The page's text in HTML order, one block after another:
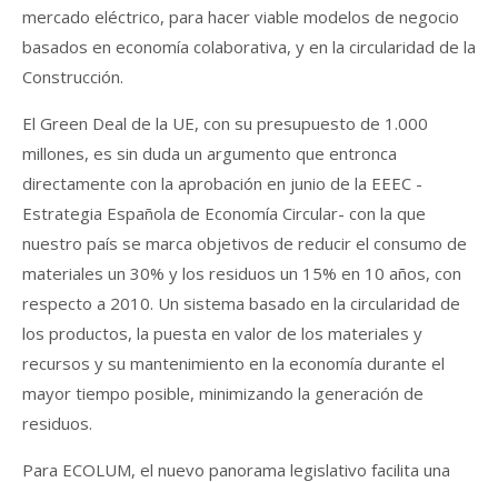
mercado eléctrico, para hacer viable modelos de negocio
basados en economía colaborativa, y en la circularidad de la
Construcción.
El Green Deal de la UE, con su presupuesto de 1.000
millones, es sin duda un argumento que entronca
directamente con la aprobación en junio de la EEEC -
Estrategia Española de Economía Circular- con la que
nuestro país se marca objetivos de reducir el consumo de
materiales un 30% y los residuos un 15% en 10 años, con
respecto a 2010. Un sistema basado en la circularidad de
los productos, la puesta en valor de los materiales y
recursos y su mantenimiento en la economía durante el
mayor tiempo posible, minimizando la generación de
residuos.
Para ECOLUM, el nuevo panorama legislativo facilita una